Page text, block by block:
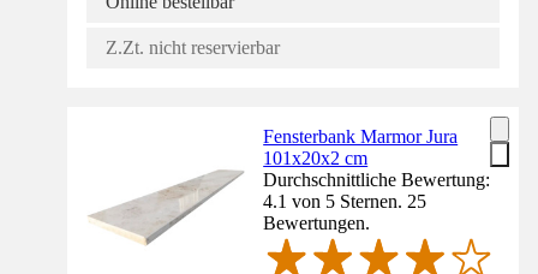
Z.Zt. nicht reservierbar
Fensterbank Marmor Jura
101x20x2 cm
Durchschnittliche Bewertung:
4.1 von 5 Sternen. 25
Bewertungen.